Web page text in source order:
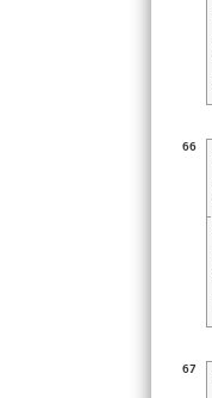
66
67